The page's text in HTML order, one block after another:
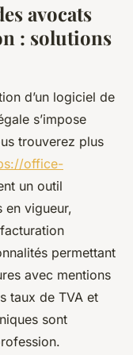
avocats
: solutions
d’un logiciel de
s’impose
trouverez plus
office-
un outil
en vigueur,
permettant
avec mentions
taux de TVA et
sont